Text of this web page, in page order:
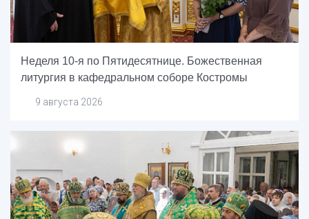
Неделя 10-я по Пятидесятнице. Божественная
литургия в кафедральном соборе Костромы
9 августа 2026